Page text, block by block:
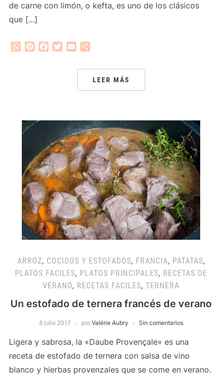
de carne con limón, o kefta, es uno de los clásicos
que […]
WhatsApp
PinterestFacebook
Twitter
Email
LEER MÁS
ARROZ, COCIDOS Y ESTOFADOS, FRANCIA, PATATAS,
PLATOS FACILES, PLATOS PRINCIPALES, RECETAS DE
VERANO, RECETAS FACILES, TERNERA
Un estofado de ternera francés de verano
8 julio 2017 por Valérie Aubry Sin comentarios
Ligera y sabrosa, la «Daube Provençale» es una
receta de estofado de ternera con salsa de vino
blanco y hierbas provenzales que se come en verano.